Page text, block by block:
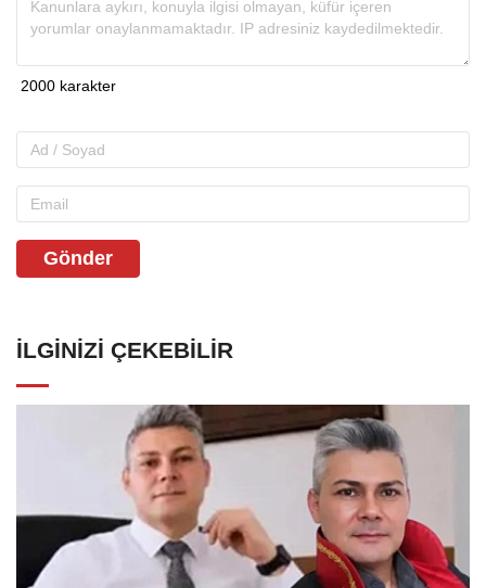
Gönder
İLGINIZI ÇEKEBILIR